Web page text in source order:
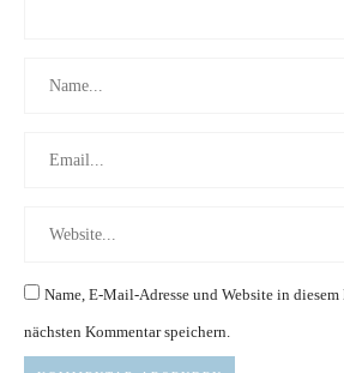
Name, E-Mail-Adresse und Website in
nächsten Kommentar speichern.